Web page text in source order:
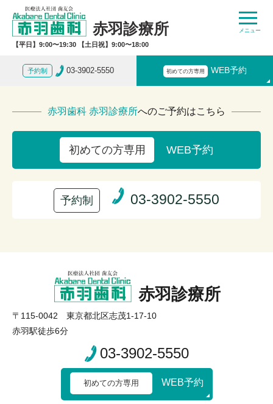
赤羽診療所
【平日】9:00〜19:30 【土日祝】9:00〜18:00
予約制 03-3902-5550 初めての方専用 WEB予約
赤羽歯科 赤羽診療所へのご予約はこちら
初めての方専用 WEB予約
予約制 03-3902-5550
赤羽診療所
〒115-0042 東京都北区志茂1-17-10
赤羽駅徒歩6分
03-3902-5550
初めての方専用 WEB予約